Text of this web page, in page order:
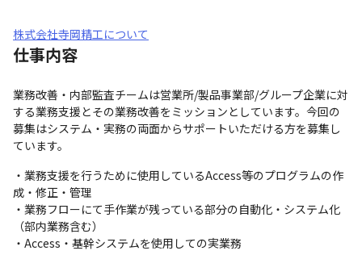
株式会社寺岡精工について
仕事内容
業務改善・内部監査チームは営業所/製品事業部/グループ企業に対
する業務支援とその業務改善をミッションとしています。今回の
募集はシステム・実務の両面からサポートいただける方を募集し
ています。
・業務支援を行うために使用しているAccess等のプログラムの作
成・修正・管理
・業務フローにて手作業が残っている部分の自動化・システム化
（部内業務含む）
・Access・基幹システムを使用しての実業務